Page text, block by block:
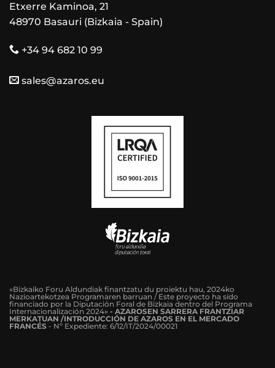
Etxerre Kaminoa, 21
48970 Basauri (Bizkaia - Spain)
+34 94 682 10 99
sales@azaros.eu
«Bizkaiko Foru Aldundiak finantzatu du proiektu hau, 2024ko
Nazioartekotzea Programaren barruan / Este proyecto ha sido
financiado por la Diputación Foral de Bizkaia dentro del Programa
Internacionalización 2024» - AZAROSEN SARRERA FRANTZIAR
MERKATUAN /INTRODUCCIÓN DE AZAROS EN EL MERCADO
FRANCÉS - Nº Expediente: 6/12/IT/2024/00021